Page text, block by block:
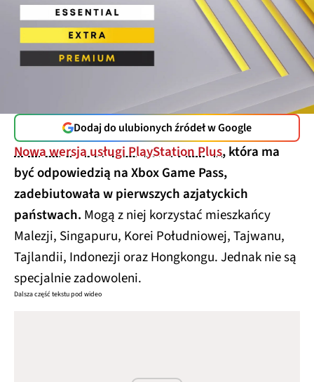
Dodaj do ulubionych źródeł w Google
Nowa wersja usługi PlayStation Plus, która ma
być odpowiedzią na Xbox Game Pass,
zadebiutowała w pierwszych azjatyckich
państwach. Mogą z niej korzystać mieszkańcy
Malezji, Singapuru, Korei Południowej, Tajwanu,
Tajlandii, Indonezji oraz Hongkongu. Jednak nie są
specjalnie zadowoleni.
Dalsza część tekstu pod wideo